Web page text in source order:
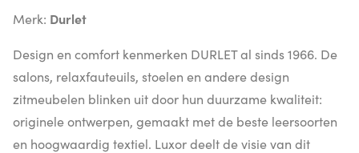
Merk: Durlet
Design en comfort kenmerken DURLET al sinds 1966. De
salons, relaxfauteuils, stoelen en andere design
zitmeubelen blinken uit door hun duurzame kwaliteit:
originele ontwerpen, gemaakt met de beste leersoorten
en hoogwaardig textiel. Luxor deelt de visie van dit